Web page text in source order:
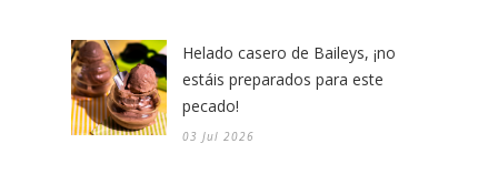
Helado casero de Baileys, ¡no
estáis preparados para este
pecado!
03 Jul 2026